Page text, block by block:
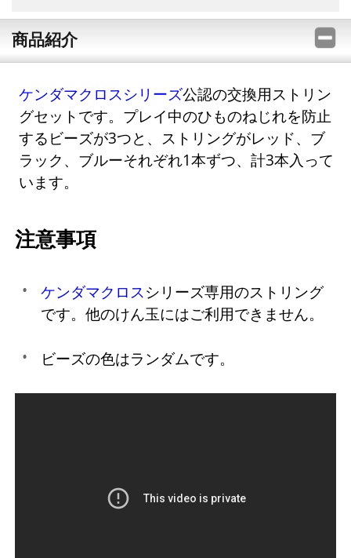
商品紹介
ケンダマクロスシリーズ公認の交換用ストリン
グセットです。プレイ中のひものねじれを防止
するビーズが3つと、ストリングがレッド、ブ
ラック、ブルーそれぞれ1本ずつ、計3本入って
います。
注意事項
ケンダマクロス シリーズ専用のストリング
です。他のけん玉にはご利用できません。
ビーズの色はランダムです。